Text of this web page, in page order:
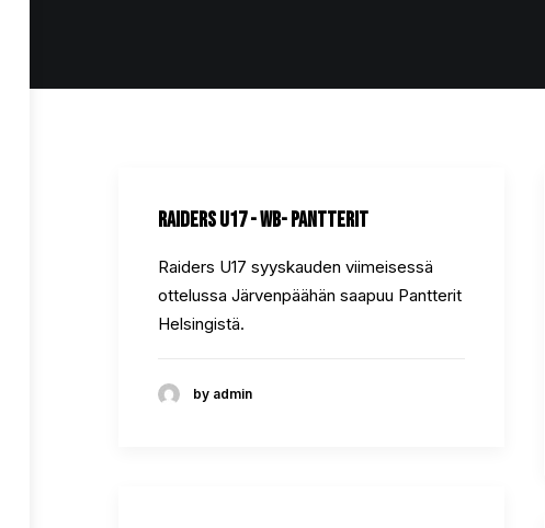
Raiders U17 - WB- Pantterit
Raiders U17 syyskauden viimeisessä
ottelussa Järvenpäähän saapuu Pantterit
Helsingistä.
by admin